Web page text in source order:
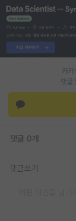
특수/전문대학
반도체/AI 게시
장학금/장학생
학술 정보 게시
커리어
유학교육
카카
댓글
댓글 0개
댓글쓰기